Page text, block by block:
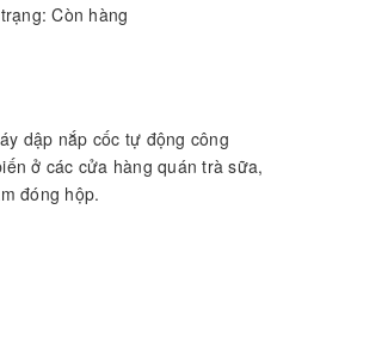
Còn hàng
dập nắp cốc tự động công
ở các cửa hàng quán trà sữa,
đóng hộp.